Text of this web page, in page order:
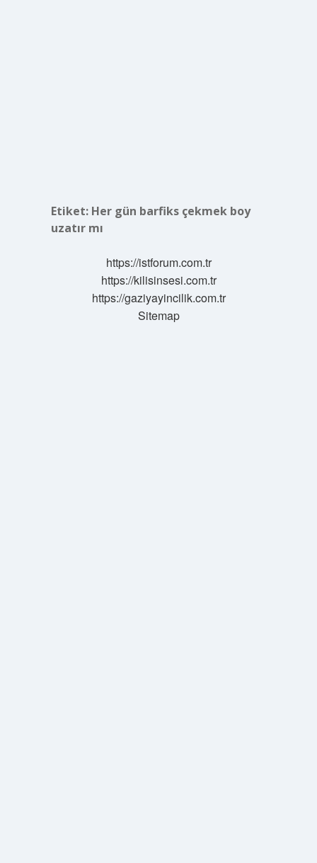
Etiket: Her gün barfiks çekmek boy
uzatır mı
https://istforum.com.tr
https://kilisinsesi.com.tr
https://gaziyayincilik.com.tr
Sitemap